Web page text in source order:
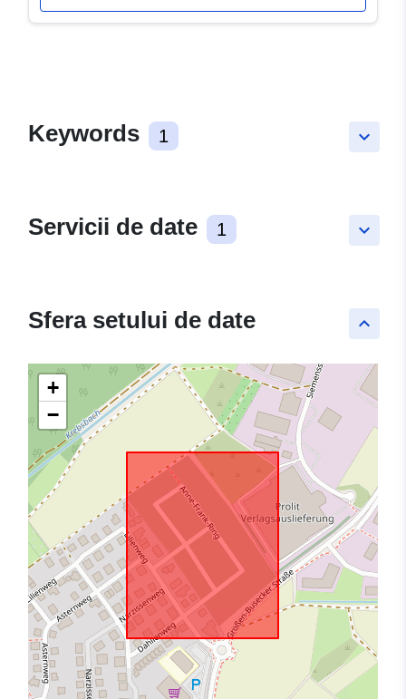
keyboard_arrow_down
Keywords 1
keyboard_arrow_down
Servicii de date 1
keyboard_arrow_up
Sfera setului de date
+
−